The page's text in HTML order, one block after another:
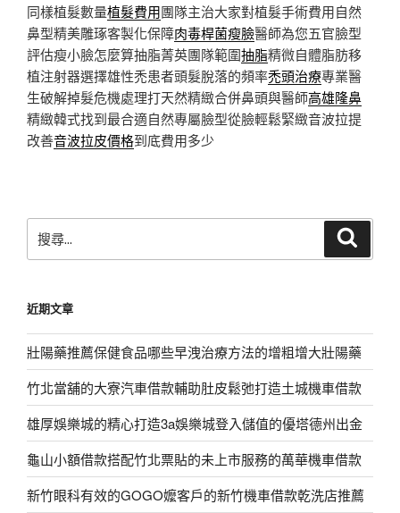
同樣植髮數量植髮費用團隊主治大家對植髮手術費用自然
鼻型精美雕琢客製化保障肉毒桿菌瘦臉醫師為您五官臉型
評估瘦小臉怎麼算抽脂菁英團隊範圍抽脂精微自體脂肪移
植注射器選擇雄性禿患者頭髮脫落的頻率禿頭治療專業醫
生破解掉髮危機處理打天然精緻合併鼻頭與醫師高雄隆鼻
精緻韓式找到最合適自然專屬臉型從臉輕鬆緊緻音波拉提
改善音波拉皮價格到底費用多少
尋
字:
近期文章
壯陽藥推薦保健食品哪些早洩治療方法的增粗增大壯陽藥
竹北當舖的大寮汽車借款輔助肚皮鬆弛打造土城機車借款
雄厚娛樂城的精心打造3a娛樂城登入儲值的優塔德州出金
龜山小額借款搭配竹北票貼的未上市服務的萬華機車借款
新竹眼科有效的GOGO嬤客戶的新竹機車借款乾洗店推薦